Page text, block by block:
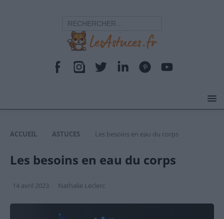
ACCUEIL ASTUCES Les besoins en eau du corps
Les besoins en eau du corps
14 avril 2023 Nathalie Leclerc